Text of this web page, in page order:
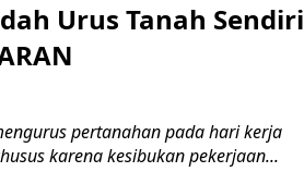
Urus Tanah Sendiri
pertanahan pada hari kerja
karena kesibukan pekerjaan...